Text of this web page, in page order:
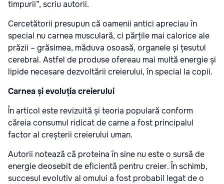
timpurii”, scriu autorii.
Cercetătorii presupun că oamenii antici apreciau în
special nu carnea musculară, ci părțile mai calorice ale
prăzii – grăsimea, măduva osoasă, organele și țesutul
cerebral. Astfel de produse ofereau mai multă energie și
lipide necesare dezvoltării creierului, în special la copii.
Carnea și evoluția creierului
În articol este revizuită și teoria populară conform
căreia consumul ridicat de carne a fost principalul
factor al creșterii creierului uman.
Autorii notează că proteina în sine nu este o sursă de
energie deosebit de eficientă pentru creier. În schimb,
succesul evolutiv al omului a fost probabil legat de o